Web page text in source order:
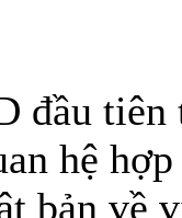
đầu tiên
hệ
bản về